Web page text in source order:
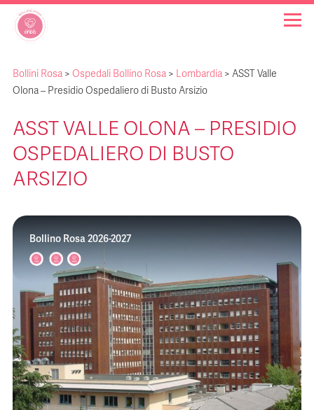
OSPEDALI BOLLINO ROSA
INIZIATIVE
NOTIZIE
FAQ
CHI SIAMO
Bollini Rosa > Ospedali Bollino Rosa > Lombardia > ASST Valle
Olona – Presidio Ospedaliero di Busto Arsizio
ASST VALLE OLONA – PRESIDIO
OSPEDALIERO DI BUSTO
ARSIZIO
Bollino Rosa 2026-2027